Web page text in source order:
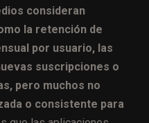
consideran
la retención de
por usuario, las
suscripciones o
pero muchos no
o consistente para